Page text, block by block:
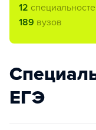
12
189 вузов
ЕГЭ